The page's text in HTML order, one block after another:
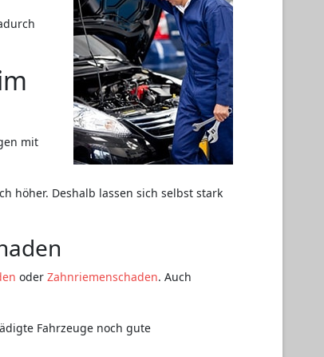
mit
höher. Deshalb lassen sich selbst stark
oder Zahnriemenschaden. Auch
Fahrzeuge noch gute